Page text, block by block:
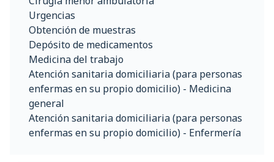
Urgencias
Obtención de muestras
Depósito de medicamentos
Medicina del trabajo
Atención sanitaria domiciliaria (para personas
enfermas en su propio domicilio) - Medicina
general
Atención sanitaria domiciliaria (para personas
enfermas en su propio domicilio) - Enfermería